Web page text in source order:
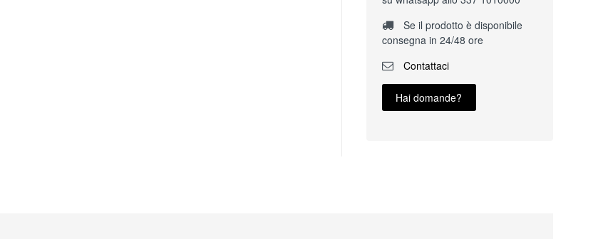
Se il prodotto è disponibile
consegna in 24/48 ore
Contattaci
Hai domande?